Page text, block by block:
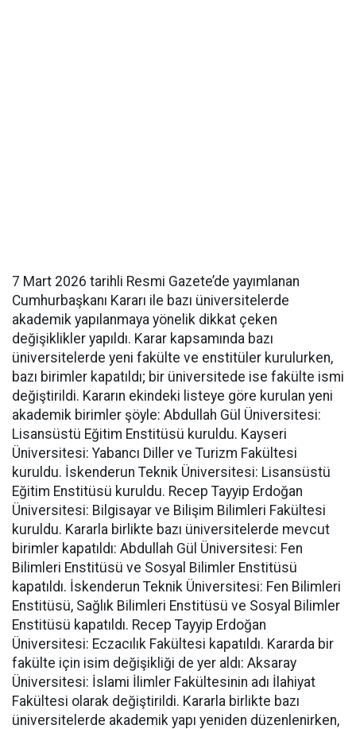
7 Mart 2026 tarihli Resmi Gazete’de yayımlanan
Cumhurbaşkanı Kararı ile bazı üniversitelerde
akademik yapılanmaya yönelik dikkat çeken
değişiklikler yapıldı. Karar kapsamında bazı
üniversitelerde yeni fakülte ve enstitüler kurulurken,
bazı birimler kapatıldı; bir üniversitede ise fakülte ismi
değiştirildi. Kararın ekindeki listeye göre kurulan yeni
akademik birimler şöyle: Abdullah Gül Üniversitesi:
Lisansüstü Eğitim Enstitüsü kuruldu. Kayseri
Üniversitesi: Yabancı Diller ve Turizm Fakültesi
kuruldu. İskenderun Teknik Üniversitesi: Lisansüstü
Eğitim Enstitüsü kuruldu. Recep Tayyip Erdoğan
Üniversitesi: Bilgisayar ve Bilişim Bilimleri Fakültesi
kuruldu. Kararla birlikte bazı üniversitelerde mevcut
birimler kapatıldı: Abdullah Gül Üniversitesi: Fen
Bilimleri Enstitüsü ve Sosyal Bilimler Enstitüsü
kapatıldı. İskenderun Teknik Üniversitesi: Fen Bilimleri
Enstitüsü, Sağlık Bilimleri Enstitüsü ve Sosyal Bilimler
Enstitüsü kapatıldı. Recep Tayyip Erdoğan
Üniversitesi: Eczacılık Fakültesi kapatıldı. Kararda bir
fakülte için isim değişikliği de yer aldı: Aksaray
Üniversitesi: İslami İlimler Fakültesinin adı İlahiyat
Fakültesi olarak değiştirildi. Kararla birlikte bazı
üniversitelerde akademik yapı yeniden düzenlenirken,